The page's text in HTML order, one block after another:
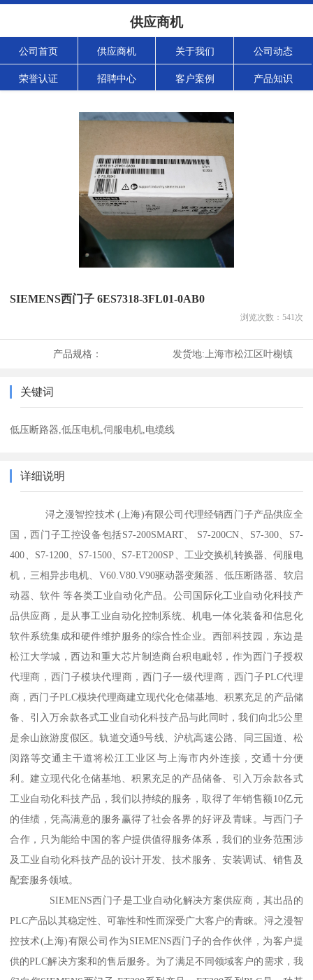
供应商机
公司首页 供应商机 关于我们 公司动态
荣誉认证 招聘中心 客户案例 产品知识
SIEMENS西门子 6ES7318-3FL01-0AB0
浏览次数： 541次
产品规格： 发货地: 上海市松江区叶榭镇
关键词
低压断路器,低压电机,伺服电机,电缆线
详细说明
浔之漫智控技术 (上海)有限公司代理经销西门子产品供应全
国，西门子工控设备包括S7-200SMART、 S7-200CN、S7-300、S7-
400、S7-1200、S7-1500、S7-ET200SP、工业交换机转换器、伺服电
机，三相异步电机、V60.V80.V90驱动器变频器、低压断路器、软启
动器、软件 等各类工业自动化产品。公司国际化工业自动化科技产
品供应商，是从事工业自动化控制系统、机电一体化装备和信息化
软件系统集成和硬件维护服务的综合性企业。西部科技园，东边是
松江大学城，西边和重大芯片制造商台积电毗邻，作为西门子授权
代理商，西门子模块代理商，西门子一级代理商，西门子PLC代理
商，西门子PLC模块代理商建立现代化仓储基地、积累充足的产品储
备、引入万余款各式工业自动化科技产品与此同时，我们向北5公里
是余山旅游度假区。轨道交通9号线、沪杭高速公路、同三国道、松
闵路等交通主干道将松江工业区与上海市内外连接，交通十分便
利。建立现代化仓储基地、积累充足的产品储备、引入万余款各式
工业自动化科技产品，我们以持续的服务，取得了年销售额10亿元
的佳绩，凭高满意的服务赢得了社会各界的好评及青睐。与西门子
合作，只为能给中国的客户提供值得服务体系，我们的业务范围涉
及工业自动化科技产品的设计开发、技术服务、安装调试、销售及
配套服务领域。
SIEMENS西门子是工业自动化解决方案供应商，其出品的
PLC产品以其稳定性、可靠性和性而深受广大客户的青睐。浔之漫智
控技术(上海)有限公司作为SIEMENS西门子的合作伙伴，为客户提
供的PLC解决方案和的售后服务。为了满足不同领域客户的需求，我